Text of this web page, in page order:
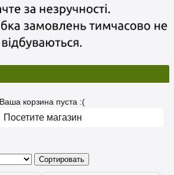
Ваша корзина пуста :(
Посетите магазин